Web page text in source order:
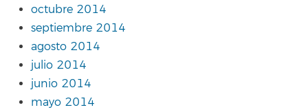
octubre 2014
septiembre 2014
agosto 2014
julio 2014
junio 2014
mayo 2014